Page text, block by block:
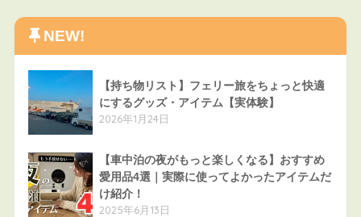
NEW!
【持ち物リスト】フェリー旅をちょっと快適
にするグッズ・アイテム【実体験】
2026年1月24日
【車中泊の夜がもっと楽しくなる】おすすめ
愛用品4選｜実際に使ってよかったアイテムだ
け紹介！
2025年6月13日